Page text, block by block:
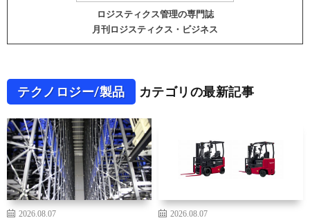
ロジスティクス管理の専門誌
月刊ロジスティクス・ビジネス
テクノロジー/製品 カテゴリの最新記事
2026.08.07
2026.08.07